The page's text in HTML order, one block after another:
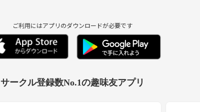
ご利用にはアプリのダウンロードが必要です
サークル登録数No.1の趣味友アプリ